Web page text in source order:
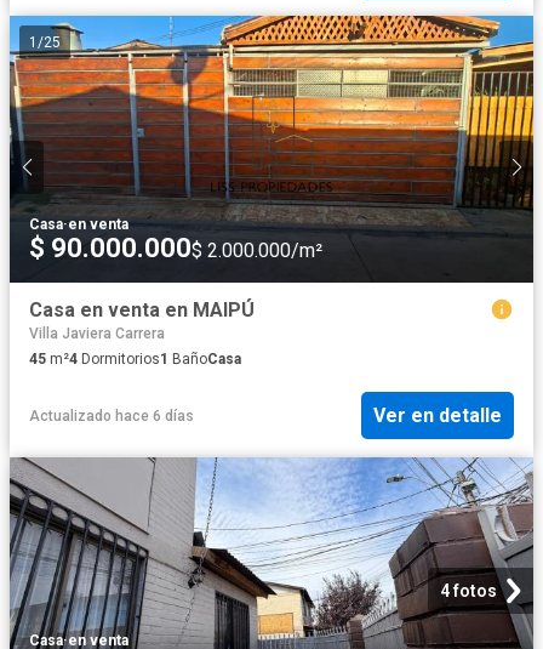
1 /25
Casa·en venta
$ 90.000.000$ 2.000.000/m²
Casa en venta en MAIPÚ
Villa Javiera Carrera
45 m²4 Dormitorios1 BañoCasa
Actualizado hace 6 días Ver en detalle
4 fotos
Casa·en venta